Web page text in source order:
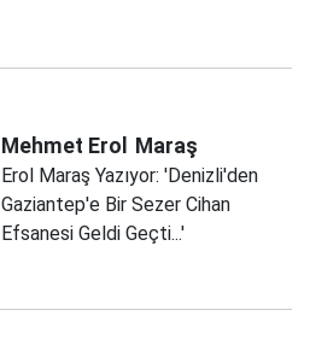
Mehmet Erol Maraş
Erol Maraş Yazıyor: 'Denizli'den
Gaziantep'e Bir Sezer Cihan
Efsanesi Geldi Geçti...'